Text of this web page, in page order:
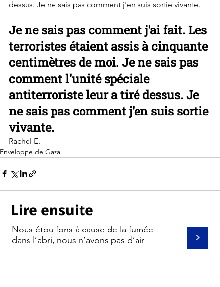
Lire ensuite
>
Nous étouffons à cause de la fumée
dans l’abri, nous n’avons pas d’air
dessus. Je ne sais pas comment j'en suis sortie vivante.
Je ne sais pas comment j'ai fait. Les
terroristes étaient assis à cinquante
centimètres de moi. Je ne sais pas
comment l'unité spéciale
antiterroriste leur a tiré dessus. Je
ne sais pas comment j'en suis sortie
vivante.
Rachel E.
Enveloppe de Gaza